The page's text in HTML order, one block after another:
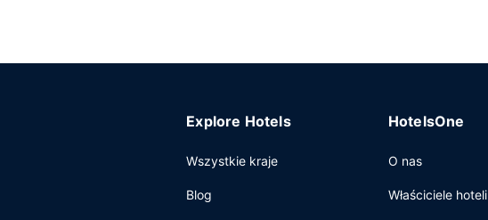
Explore Hotels
Wszystkie kraje
Blog
HotelsOne
O nas
Właściciele hoteli